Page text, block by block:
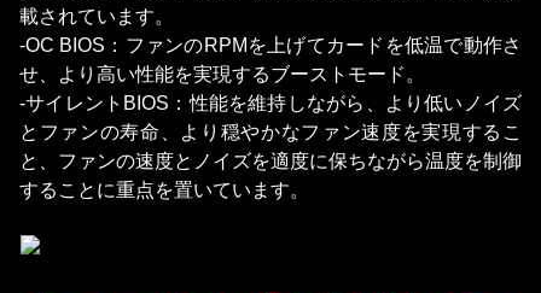
載されています。
-OC BIOS：ファンのRPMを上げてカードを低温で動作さ
せ、より高い性能を実現するブーストモード。
-サイレントBIOS：性能を維持しながら、より低いノイズ
とファンの寿命、より穏やかなファン速度を実現するこ
と、ファンの速度とノイズを適度に保ちながら温度を制御
することに重点を置いています。